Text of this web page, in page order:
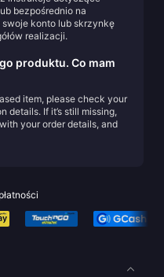
bezpośrednio na
konto lub skrzynkę
realizacji.
produktu. Co mam
item, please check your
details. If it’s still missing,
your order details, and